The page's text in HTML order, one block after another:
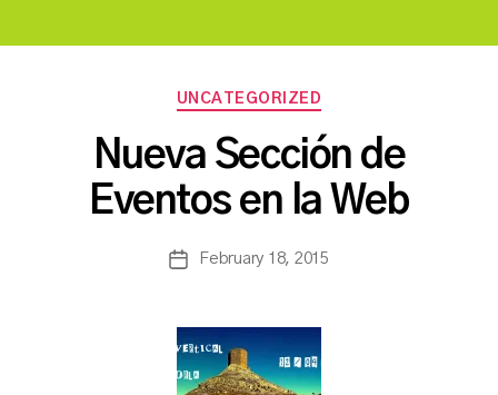
Categories
UNCATEGORIZED
Nueva Sección de
Eventos en la Web
Post
y
a
s
n
b
a
PostFebruary 18, 2015